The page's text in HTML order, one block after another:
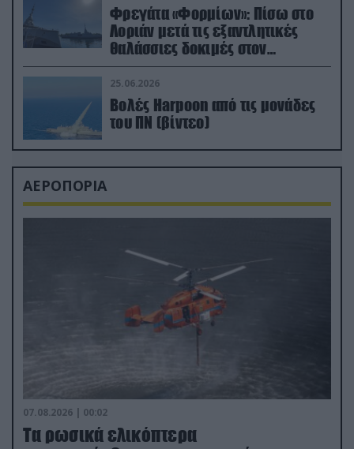
Φρεγάτα «Φορμίων»: Πίσω στο
Λοριάν μετά τις εξαντλητικές
θαλάσσιες δοκιμές στον
απαιτητικό Βισκαϊκό
25.06.2026
Βολές Harpoon από τις μονάδες
του ΠΝ (βίντεο)
ΑΕΡΟΠΟΡΙΑ
07.08.2026 | 00:02
Τα ρωσικά ελικόπτερα